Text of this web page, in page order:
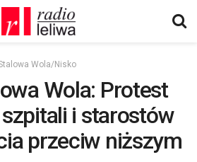
Wola/Nisko
Wola: Protest
i starostów
przeciw niższym